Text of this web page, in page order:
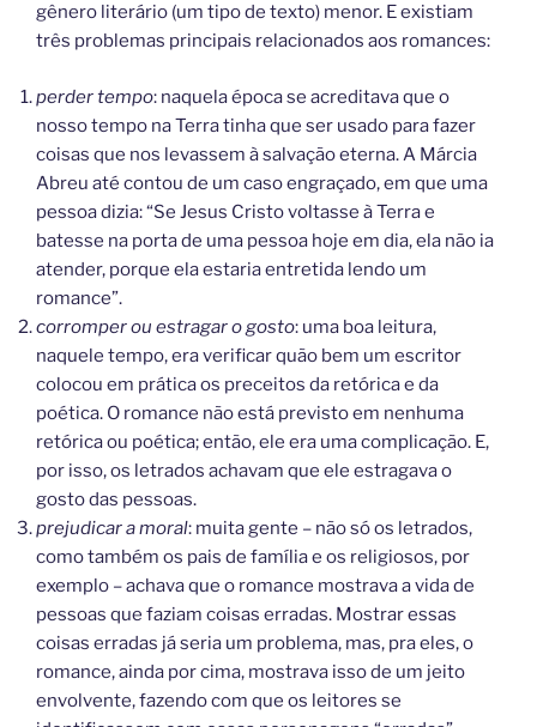
gênero literário (um tipo de texto) menor. E existiam
três problemas principais relacionados aos romances:
perder tempo: naquela época se acreditava que o
nosso tempo na Terra tinha que ser usado para fazer
coisas que nos levassem à salvação eterna. A Márcia
Abreu até contou de um caso engraçado, em que uma
pessoa dizia: “Se Jesus Cristo voltasse à Terra e
batesse na porta de uma pessoa hoje em dia, ela não ia
atender, porque ela estaria entretida lendo um
romance”.
corromper ou estragar o gosto: uma boa leitura,
naquele tempo, era verificar quão bem um escritor
colocou em prática os preceitos da retórica e da
poética. O romance não está previsto em nenhuma
retórica ou poética; então, ele era uma complicação. E,
por isso, os letrados achavam que ele estragava o
gosto das pessoas.
prejudicar a moral: muita gente – não só os letrados,
como também os pais de família e os religiosos, por
exemplo – achava que o romance mostrava a vida de
pessoas que faziam coisas erradas. Mostrar essas
coisas erradas já seria um problema, mas, pra eles, o
romance, ainda por cima, mostrava isso de um jeito
envolvente, fazendo com que os leitores se